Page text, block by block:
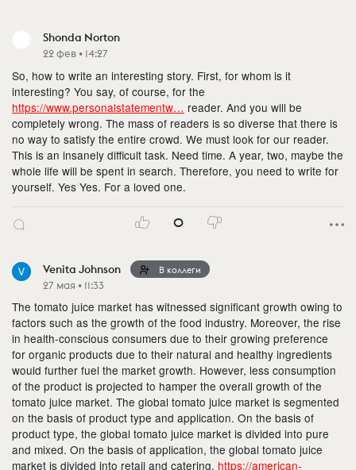
Shonda Norton
22 фев • 14:27
So, how to write an interesting story. First, for whom is it
interesting? You say, of course, for the
https://www.personalstatementw… reader. And you will be
completely wrong. The mass of readers is so diverse that there is
no way to satisfy the entire crowd. We must look for our reader.
This is an insanely difficult task. Need time. A year, two, maybe the
whole life will be spent in search. Therefore, you need to write for
yourself. Yes Yes. For a loved one.
0
Venita Johnson В коллеги
27 мая • 11:33
The tomato juice market has witnessed significant growth owing to
factors such as the growth of the food industry. Moreover, the rise
in health-conscious consumers due to their growing preference
for organic products due to their natural and healthy ingredients
would further fuel the market growth. However, less consumption
of the product is projected to hamper the overall growth of the
tomato juice market. The global tomato juice market is segmented
on the basis of product type and application. On the basis of
product type, the global tomato juice market is divided into pure
and mixed. On the basis of application, the global tomato juice
market is divided into retail and catering. https://american-